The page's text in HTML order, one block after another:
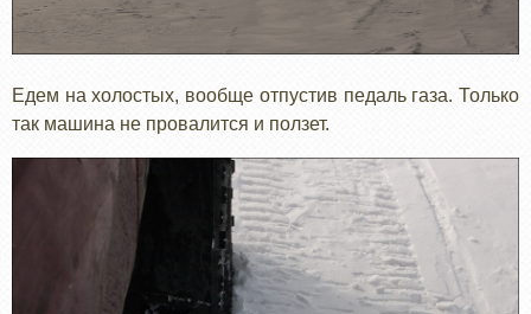
Едем на холостых, вообще отпустив педаль газа. Только
так машина не провалится и ползет.